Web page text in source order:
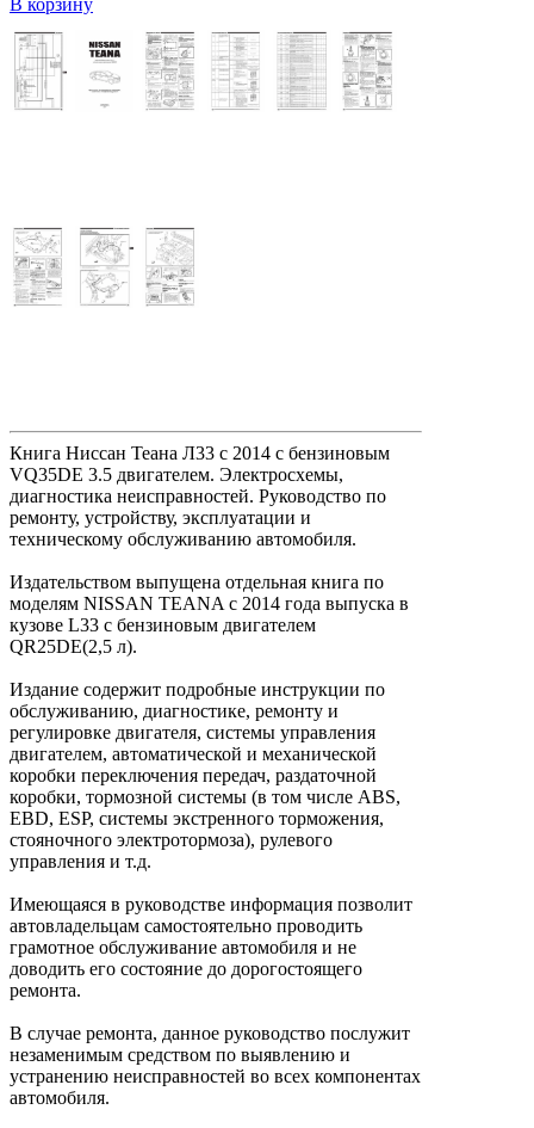
В корзину
Книга Ниссан Теана Л33 с 2014 с бензиновым
VQ35DE 3.5 двигателем. Электросхемы,
диагностика неисправностей. Руководство по
ремонту, устройству, эксплуатации и
техническому обслуживанию автомобиля.
Издательством выпущена отдельная книга по
моделям NISSAN TEANA с 2014 года выпуска в
кузове L33 с бензиновым двигателем
QR25DE(2,5 л).
Издание содержит подробные инструкции по
обслуживанию, диагностике, ремонту и
регулировке двигателя, системы управления
двигателем, автоматической и механической
коробки переключения передач, раздаточной
коробки, тормозной системы (в том числе ABS,
EBD, ESP, системы экстренного торможения,
стояночного электротормоза), рулевого
управления и т.д.
Имеющаяся в руководстве информация позволит
автовладельцам самостоятельно проводить
грамотное обслуживание автомобиля и не
доводить его состояние до дорогостоящего
ремонта.
В случае ремонта, данное руководство послужит
незаменимым средством по выявлению и
устранению неисправностей во всех компонентах
автомобиля.